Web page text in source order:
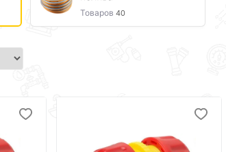
Товаров 40